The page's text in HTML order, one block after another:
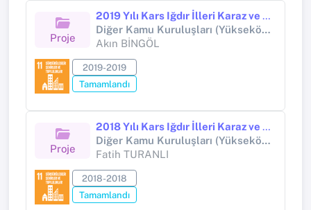
Proje
2019 Yılı Kars Iğdır İlleri Karaz ve Urartu Dönemlerine Ait Yerleşim Yerlerinin Tespiti (Proje No: YA01763601 (2019)
Diğer Kamu Kuruluşları (Yükseköğretim Kurumları Hariç) (Diğer kamu kuruluşları (Yükseköğretim Kurumları hariç))
Akın BİNGÖL
2019-2019
Tamamlandı
Proje
2018 Yılı Kars Iğdır İlleri Karaz ve Urartu Dönemlerine Ait Yerleşim Yerlerinin Tespiti (Proje No: YA01763601)
Diğer Kamu Kuruluşları (Yükseköğretim Kurumları Hariç) (Diğer kamu kuruluşları (Yükseköğretim Kurumları hariç))
Fatih TURANLI
2018-2018
Tamamlandı